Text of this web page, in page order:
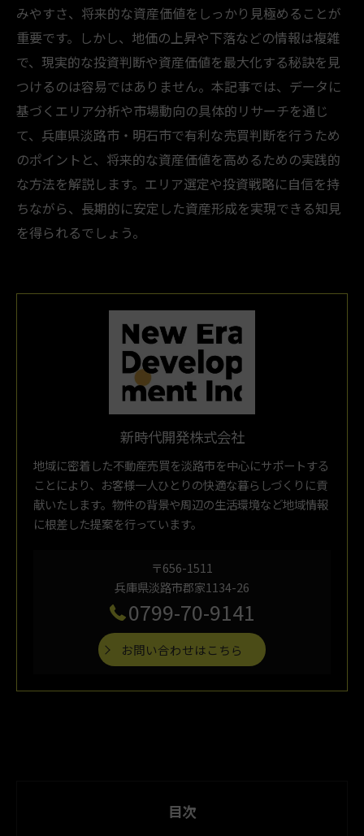
みやすさ、将来的な資産価値をしっかり見極めることが
重要です。しかし、地価の上昇や下落などの情報は複雑
で、現実的な投資判断や資産価値を最大化する秘訣を見
つけるのは容易ではありません。本記事では、データに
基づくエリア分析や市場動向の具体的リサーチを通じ
て、兵庫県淡路市・明石市で有利な売買判断を行うため
のポイントと、将来的な資産価値を高めるための実践的
な方法を解説します。エリア選定や投資戦略に自信を持
ちながら、長期的に安定した資産形成を実現できる知見
を得られるでしょう。
新時代開発株式会社
地域に密着した不動産売買を淡路市を中心にサポートする
ことにより、お客様一人ひとりの快適な暮らしづくりに貢
献いたします。物件の背景や周辺の生活環境など地域情報
に根差した提案を行っています。
〒656-1511
兵庫県淡路市郡家1134-26
0799-70-9141
お問い合わせはこちら
目次